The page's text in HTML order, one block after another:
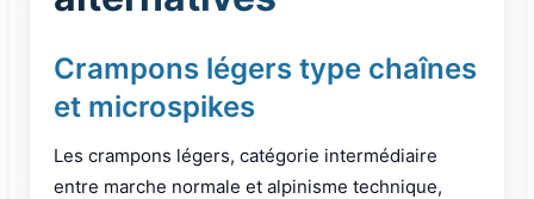
Crampons légers type chaînes
et microspikes
Les crampons légers, catégorie intermédiaire
entre marche normale et alpinisme technique,